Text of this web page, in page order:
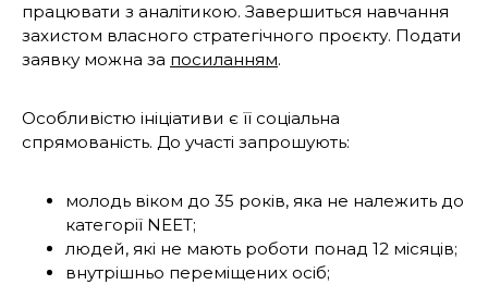
працювати з аналітикою. Завершиться навчання
захистом власного стратегічного проєкту. Подати
заявку можна за посиланням.
Особливістю ініціативи є її соціальна
спрямованість. До участі запрошують:
молодь віком до 35 років, яка не належить до
категорії NEET;
людей, які не мають роботи понад 12 місяців;
внутрішньо переміщених осіб;